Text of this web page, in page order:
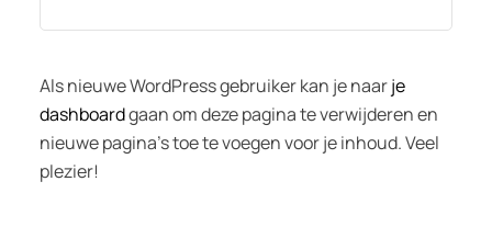
Als nieuwe WordPress gebruiker kan je naarje
dashboardgaan om deze pagina te verwijderen en
nieuwe pagina’s toe te voegen voor je inhoud. Veel
plezier!